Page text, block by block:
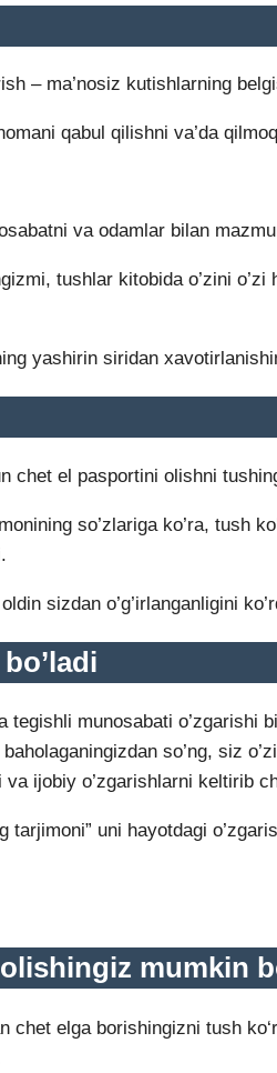
– ma’nosiz kutishlarning
qabul qilishni va’da
va odamlar bilan
tushlar kitobida o’zini
yashirin siridan
chet el pasportini olishni
so’zlariga ko’ra, tush
sizdan o’g’irlanganligini
tegishli munosabati
so’ng, siz
ijobiy o’zgarishlarni keltirib
tarjimoni” uni hayotdagi
mumkin
chet elga borishingizni tush